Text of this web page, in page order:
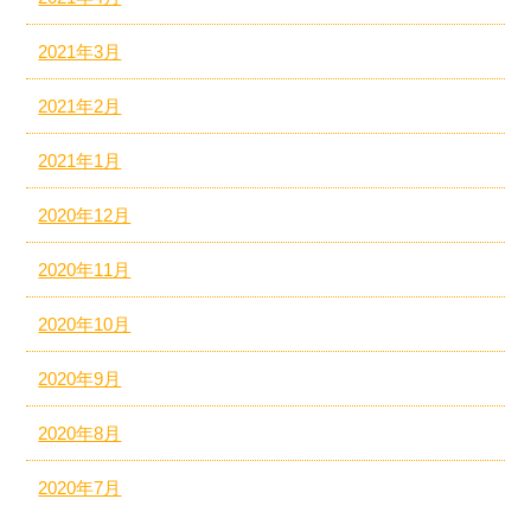
2021年3月
2021年2月
2021年1月
2020年12月
2020年11月
2020年10月
2020年9月
2020年8月
2020年7月